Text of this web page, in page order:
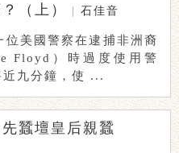
（上） 石佳音
美國警察在逮捕非洲裔
Floyd）時過度使用警
力，以膝蓋壓住他的脖子將近九分鐘，使 ...
蠶壇皇后親蠶